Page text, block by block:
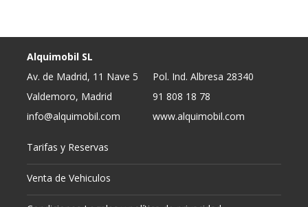
Alquimobil SL
Av. de Madrid, 11 Nave 5
Pol. Ind. Albresa 28340
Valdemoro, Madrid
91 808 18 78
info@alquimobil.com
www.alquimobil.com
Tarifas y Reservas
Venta de Vehiculos